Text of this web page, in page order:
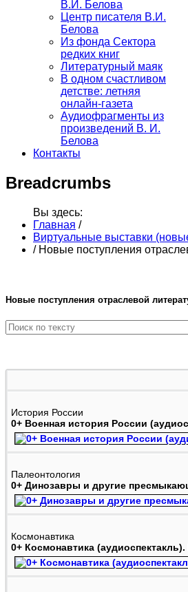
В.И. Белова
Центр писателя В.И.
Белова
Из фонда Сектора
редких книг
Литературный маяк
В одном счастливом
детстве: летняя
онлайн-газета
Аудиофрагменты из
произведений В. И.
Белова
Контакты
Breadcrumbs
Вы здесь:
Главная /
Виртуальные выставки
/ Новые поступления
Новые поступления отраслевой
История России
0+ Военная история России
Палеонтология
0+ Динозавры и другие
Космонавтика
0+ Космонавтика (аудиоспектакль).